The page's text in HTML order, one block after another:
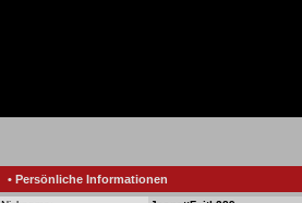
• Persönliche Informationen